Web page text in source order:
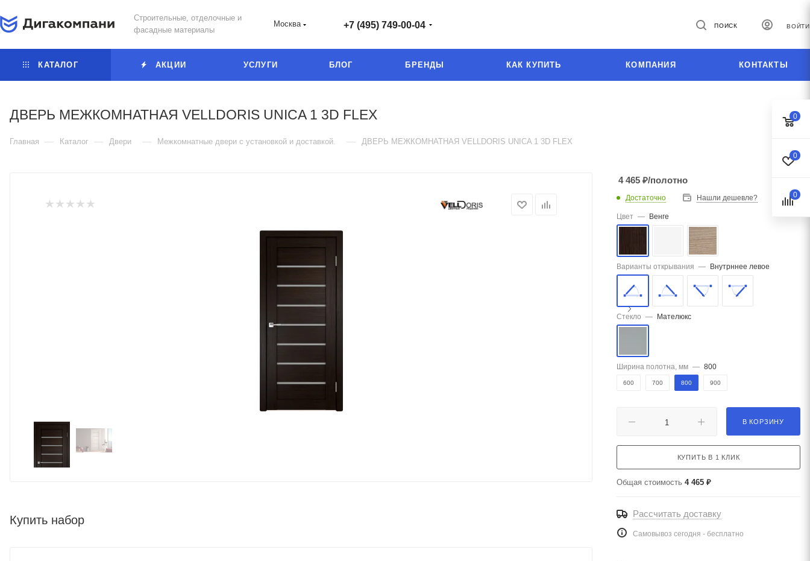
Строительные, отделочные и
фасадные материалы
Москва +7 (495) 749-00-04 ПОИСК ВОЙТИ
КАТАЛОГ АКЦИИ УСЛУГИ БЛОГ БРЕНДЫ КАК КУПИТЬ КОМПАНИЯ КОНТАКТЫ
ДВЕРЬ МЕЖКОМНАТНАЯ VELLDORIS UNICA 1 3D FLEX
Главная — Каталог — Двери — Межкомнатные двери с установкой и доставкой. — ДВЕРЬ МЕЖКОМНАТНАЯ VELLDORIS UNICA 1 3D FLEX
Купить набор
4 465 ₽/полотно
Достаточно Нашли дешевле?
Цвет — Венге
Варианты открывания — Внутрннее левое
Стекло — Мателюкс
Ширина полотна, мм — 800
600 700 800 900
В КОРЗИНУ
КУПИТЬ В 1 КЛИК
Общая стоимость 4 465 ₽
Рассчитать доставку
Самовывоз сегодня - бесплатно
0
0
0